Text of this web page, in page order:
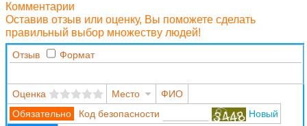
Комментарии
Оставив отзыв или оценку, Вы поможете сделать
правильный выбор множеству людей!
Отзыв Формат
Оценка Место
ФИО
Код безопасности
Новый